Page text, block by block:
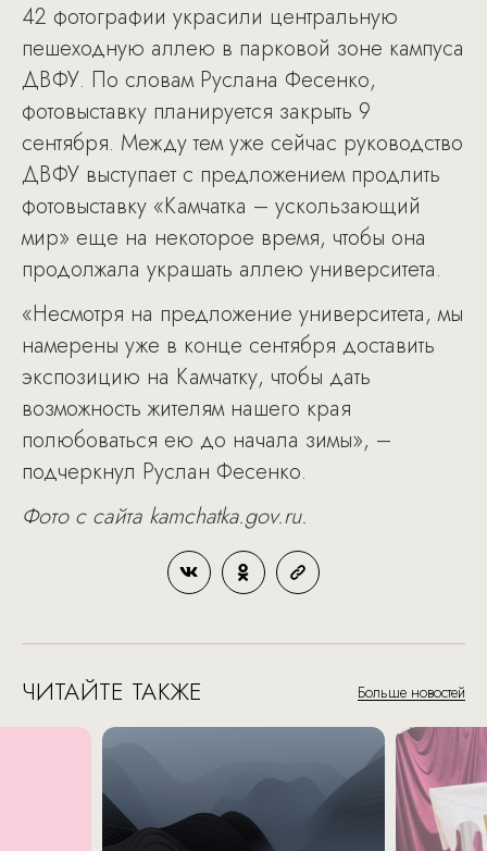
42 фотографии украсили центральную
пешеходную аллею в парковой зоне кампуса
ДВФУ. По словам Руслана Фесенко,
фотовыставку планируется закрыть 9
сентября. Между тем уже сейчас руководство
ДВФУ выступает с предложением продлить
фотовыставку «Камчатка – ускользающий
мир» еще на некоторое время, чтобы она
продолжала украшать аллею университета.
«Несмотря на предложение университета, мы
намерены уже в конце сентября доставить
экспозицию на Камчатку, чтобы дать
возможность жителям нашего края
полюбоваться ею до начала зимы», –
подчеркнул Руслан Фесенко.
Фото с сайта kamchatka.gov.ru.
ЧИТАЙТЕ ТАКЖЕ Больше новостей